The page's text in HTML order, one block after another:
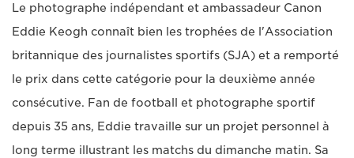
Le photographe indépendant et ambassadeur Canon
Eddie Keogh connaît bien les trophées de l'Association
britannique des journalistes sportifs (SJA) et a remporté
le prix dans cette catégorie pour la deuxième année
consécutive. Fan de football et photographe sportif
depuis 35 ans, Eddie travaille sur un projet personnel à
long terme illustrant les matchs du dimanche matin. Sa